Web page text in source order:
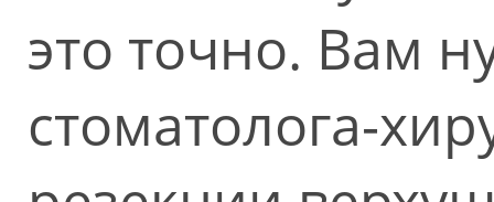
это точно. Вам
стоматолога-